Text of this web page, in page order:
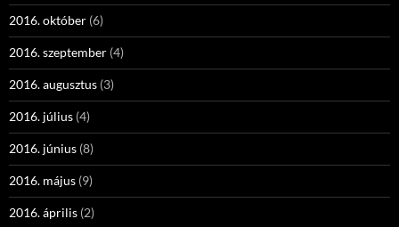
2016. október (6)
2016. szeptember (4)
2016. augusztus (3)
2016. július (4)
2016. június (8)
2016. május (9)
2016. április (2)